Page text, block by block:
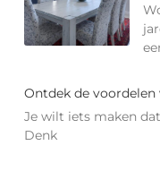
Ontdek de voordelen
Je wilt iets maken
Denk